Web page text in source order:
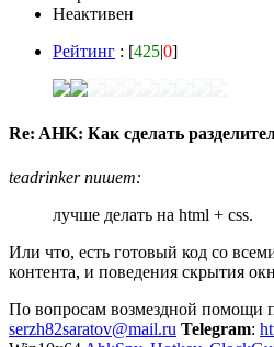
Неактивен
Рейтинг : [425|0]
Re: AHK: Как сделать
teadrinker пишет:
лучше делать на html + css.
Или что, есть готовый код со
контента, и поведения скрытия
По вопросам возмездной помощи
serzh82saratov@mail.ru Telegram: